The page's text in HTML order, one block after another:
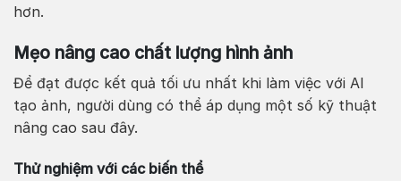
hơn.
Mẹo nâng cao chất lượng hình ảnh
Để đạt được kết quả tối ưu nhất khi làm việc với AI
tạo ảnh, người dùng có thể áp dụng một số kỹ thuật
nâng cao sau đây.
Thử nghiệm với các biến thể